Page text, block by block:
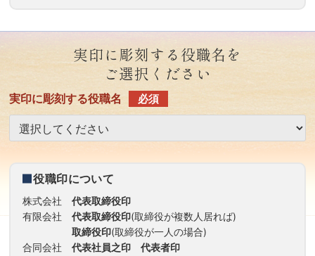
実印に彫刻する役職名を
ご選択ください
実印に彫刻する役職名 必須
役職印について
株式会社代表取締役印
有限会社代表取締役印(取締役が複数人居れば)
取締役印(取締役が一人の場合)
合同会社代表社員之印 代表者印